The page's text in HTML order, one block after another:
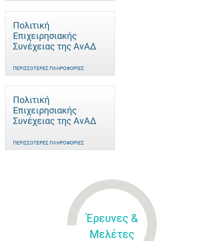
Πολιτική
Επιχειρησιακής
Συνέχειας της ΑνΑΔ
ΠΕΡΙΣΣΌΤΕΡΕΣ ΠΛΗΡΟΦΟΡΊΕΣ
Πολιτική
Επιχειρησιακής
Συνέχειας της ΑνΑΔ
ΠΕΡΙΣΣΌΤΕΡΕΣ ΠΛΗΡΟΦΟΡΊΕΣ
Έρευνες &
Μελέτες